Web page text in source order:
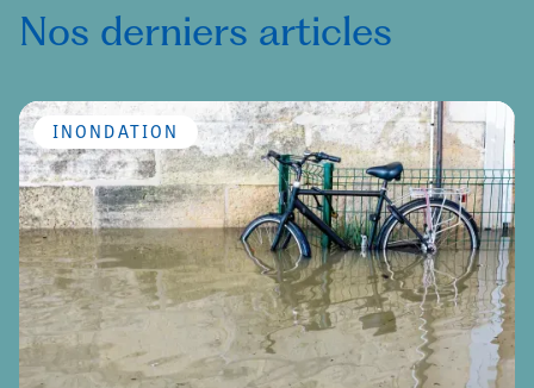
Nos derniers articles
INONDATION